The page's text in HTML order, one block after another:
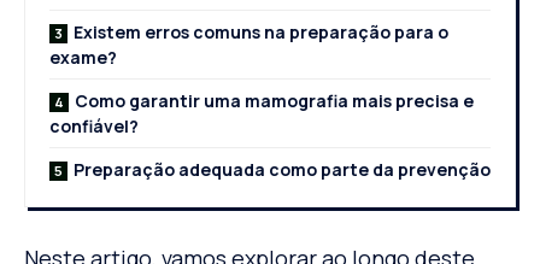
Existem erros comuns na preparação para o
exame?
Como garantir uma mamografia mais precisa e
confiável?
Preparação adequada como parte da prevenção